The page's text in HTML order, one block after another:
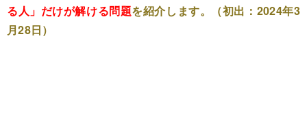
る人」だけが解ける問題を紹介します。（初出：2024年3
月28日）